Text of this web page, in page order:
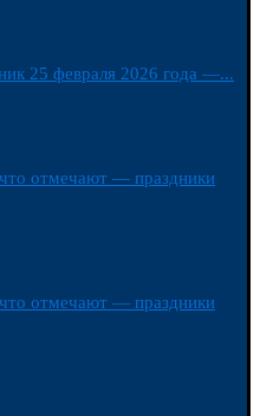
25 февраля 2026 года —...
отмечают — праздники
отмечают — праздники